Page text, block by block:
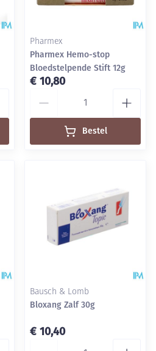
Pharmex
Pharmex Hemo-stop
Bloedstelpende Stift 12g
€ 10,80
Bestel
Bausch & Lomb
Bloxang Zalf 30g
€ 10,40